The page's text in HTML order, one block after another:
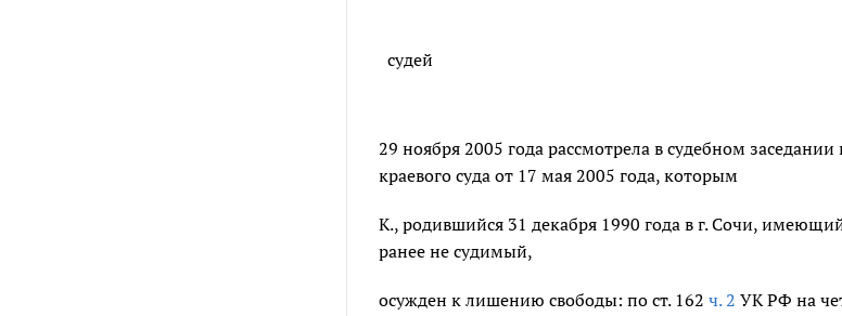
судей
29 ноября 2005 года рассмотрела в судебном
краевого суда от 17 мая 2005 года, которым
К., родившийся 31 декабря 1990 года в г. Сочи,
ранее не судимый,
осужден к лишению свободы: по ст. 162 ч. 2 УК РФ на